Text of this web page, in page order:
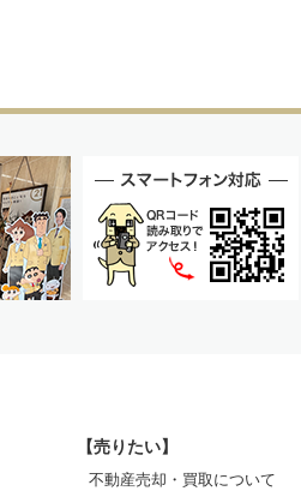
【売りたい】
不動産売却・買取について